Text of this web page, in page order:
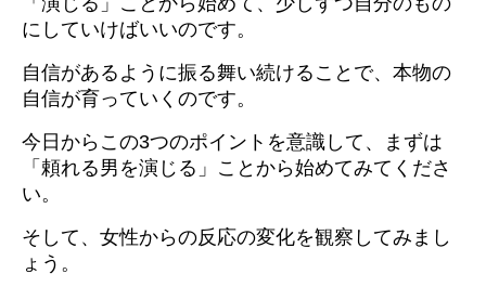
にしていけばいいのです。
自信があるように振る舞い続けることで、本物の
自信が育っていくのです。
今日からこの3つのポイントを意識して、まずは
「頼れる男を演じる」ことから始めてみてくださ
い。
そして、女性からの反応の変化を観察してみまし
ょう。